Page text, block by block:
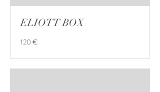
ELIOTT BOX
120
euros
120 €